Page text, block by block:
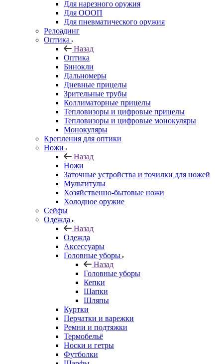
Для нарезного оружия
Для ОООП
Для пневматического оружия
Релоадинг
Оптика
Назад
Оптика
Бинокли
Дальномеры
Дневные прицелы
Зрительные трубы
Коллиматорные прицелы
Тепловизоры и цифровые прицелы
Тепловизоры и цифровые монокуляры
Монокуляры
Крепления для оптики
Ножи
Назад
Ножи
Заточные устройства и точилки для ножей
Мультитулы
Хозяйственно-бытовые ножи
Холодное оружие
Сейфы
Одежда
Назад
Одежда
Аксессуары
Головные уборы
Назад
Головные уборы
Кепки
Шапки
Шляпы
Куртки
Перчатки и варежки
Ремни и подтяжки
Термобельё
Носки и гетры
Футболки